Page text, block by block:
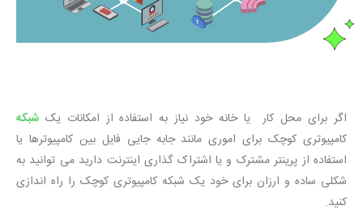
اگر برای محل کار یا خانه خود نیاز به استفاده از امکانات یک شبکه
کامپیوتری کوچک برای اموری مانند جابه جایی فایل بین کامپیوترها یا
استفاده از پرینتر مشترک و یا اشتراک گذاری اینترنت دارید می توانید به
شکلی ساده و ارزان برای خود یک شبکه کامپیوتری کوچک را راه اندازی
کنید.